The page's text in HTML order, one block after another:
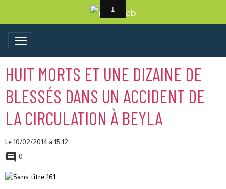
HUIT MORTS ET UNE DIZAINE DE
BLESSÉS DANS UN ACCIDENT DE
LA CIRCULATION À BEYLA
Le 10/02/2014à 15:12
0